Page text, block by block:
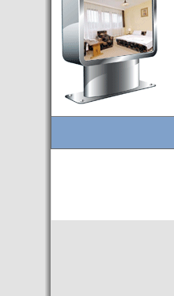
subida del 15% ocupación y
del 25,6% en el RevPar
- Nuevo Hotel en Budapest
bajo la marca Exe Hotusa
- Transfer Aeropuerto de
BUDAPEST